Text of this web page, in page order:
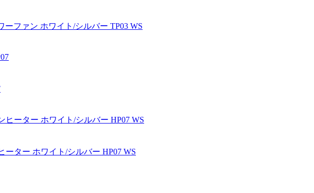
ーファン ホワイト/シルバー TP03 WS
ーター ホワイト/シルバー HP07 WS